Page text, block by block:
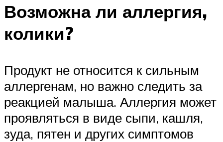
Возможна ли аллергия,
колики?
Продукт не относится к сильным
аллергенам, но важно следить за
реакцией малыша. Аллергия может
проявляться в виде сыпи, кашля,
зуда, пятен и других симптомов